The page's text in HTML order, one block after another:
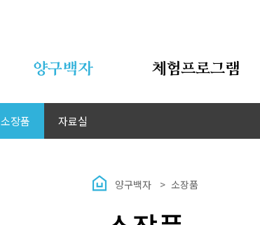
양구백자
소장품 자료실
체험프로그램
양구백자 소장품